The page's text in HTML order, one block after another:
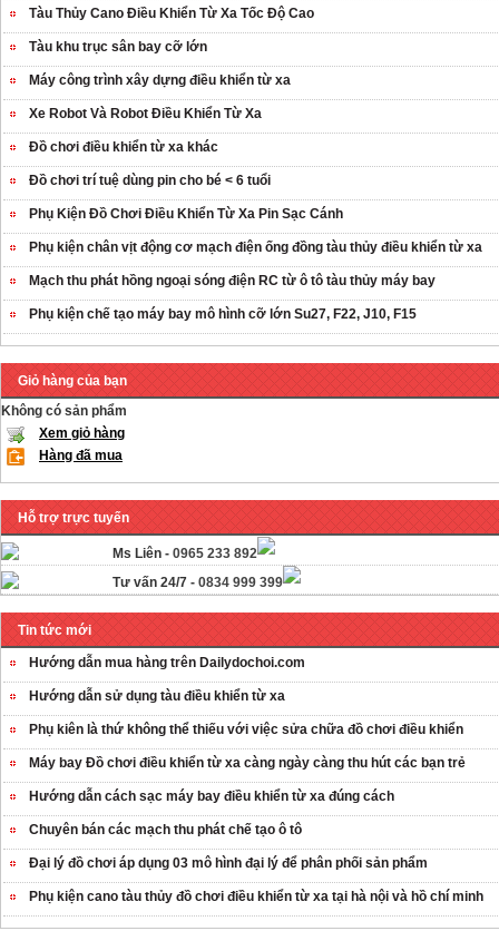
Tàu Thủy Cano Điều Khiển Từ Xa Tốc Độ Cao
Tàu khu trục sân bay cỡ lớn
Máy công trình xây dựng điều khiển từ xa
Xe Robot Và Robot Điều Khiển Từ Xa
Đồ chơi điều khiển từ xa khác
Đồ chơi trí tuệ dùng pin cho bé < 6 tuổi
Phụ Kiện Đồ Chơi Điều Khiển Từ Xa Pin Sạc Cánh
Phụ kiện chân vịt động cơ mạch điện ống đồng tàu thủy điều khiển từ xa
Mạch thu phát hồng ngoại sóng điện RC từ ô tô tàu thủy máy bay
Phụ kiện chế tạo máy bay mô hình cỡ lớn Su27, F22, J10, F15
Giỏ hàng của bạn
Không có sản phẩm
Xem giỏ hàng
Hàng đã mua
Hỗ trợ trực tuyến
Ms Liên - 0965 233 892
Tư vấn 24/7 - 0834 999 399
Tin tức mới
Hướng dẫn mua hàng trên Dailydochoi.com
Hướng dẫn sử dụng tàu điều khiển từ xa
Phụ kiên là thứ không thể thiếu với việc sửa chữa đồ chơi điều khiển
Máy bay Đồ chơi điều khiển từ xa càng ngày càng thu hút các bạn trẻ
Hướng dẫn cách sạc máy bay điều khiển từ xa đúng cách
Chuyên bán các mạch thu phát chế tạo ô tô
Đại lý đồ chơi áp dụng 03 mô hình đại lý để phân phối sản phẩm
Phụ kiện cano tàu thủy đồ chơi điều khiển từ xa tại hà nội và hồ chí minh